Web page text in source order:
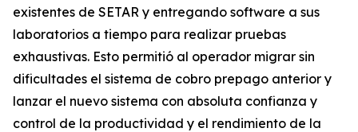
existentes de SETAR y entregando software a sus
laboratorios a tiempo para realizar pruebas
exhaustivas. Esto permitió al operador migrar sin
dificultades el sistema de cobro prepago anterior y
lanzar el nuevo sistema con absoluta confianza y
control de la productividad y el rendimiento de la